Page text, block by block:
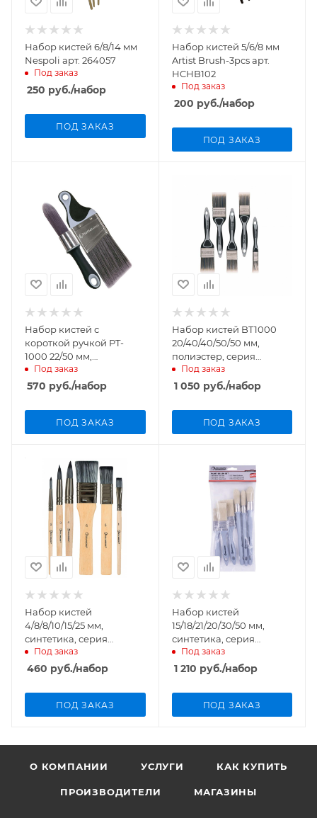
Набор кистей 6/8/14 мм
Nespoli арт. 264057
Под заказ
250 руб./набор
ПОД ЗАКАЗ
Набор кистей 5/6/8 мм
Artist Brush-3pcs арт.
HCHB102
Под заказ
200 руб./набор
ПОД ЗАКАЗ
Набор кистей с
короткой ручкой PT-
1000 22/50 мм,
синтетика, серия
Professional, Rollingdog
Под заказ
570 руб./набор
ПОД ЗАКАЗ
Набор кистей BT1000
20/40/40/50/50 мм,
полиэстер, серия
Professional, Rollingdog
арт.10440
Под заказ
1 050 руб./набор
ПОД ЗАКАЗ
Набор кистей
4/8/8/10/15/25 мм,
синтетика, серия
Standard, Rollingdog
арт.81462
Под заказ
460 руб./набор
ПОД ЗАКАЗ
Набор кистей
15/18/21/20/30/50 мм,
синтетика, серия
Standard, Rollingdog
арт.10722
Под заказ
1 210 руб./набор
ПОД ЗАКАЗ
О КОМПАНИИ УСЛУГИ КАК КУПИТЬ
ПРОИЗВОДИТЕЛИ МАГАЗИНЫ